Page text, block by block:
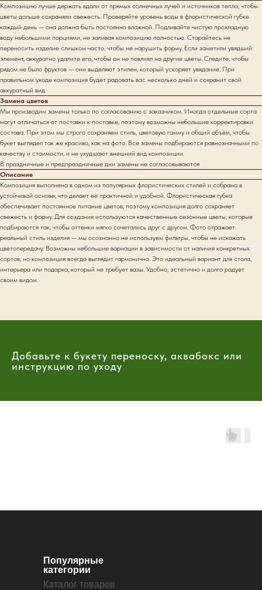
Композицию лучше держать вдали от прямых солнечных лучей и источников тепла, чтобы
цветы дольше сохраняли свежесть. Проверяйте уровень воды в флористической губке
каждый день — она должна быть постоянно влажной. Подливайте чистую прохладную
воду небольшими порциями, не заливая композицию полностью. Старайтесь не
переносить изделие слишком часто, чтобы не нарушить форму. Если заметили увядший
элемент, аккуратно удалите его, чтобы он не повлиял на другие цветы. Следите, чтобы
рядом не было фруктов — они выделяют этилен, который ускоряет увядание. При
правильном уходе композиция будет радовать вас несколько дней и сохранит свой
аккуратный вид.
Замена цветов
Мы производим замены только по согласованию с заказчиком. Иногда отдельные сорта
могут отличаться от поставки к поставке, поэтому возможны небольшие корректировки
состава. При этом мы строго сохраняем стиль, цветовую гамму и общий объём, чтобы
букет выглядел так же красиво, как на фото. Все замены подбираются равнозначными по
качеству и стоимости, и не ухудшают внешний вид композиции.
В праздничные и предпраздничные дни замены не согласовываются
Описание
Композиция выполнена в одном из популярных флористических стилей и собрана в
устойчивой основе, что делает её практичной и удобной. Флористическая губка
обеспечивает постоянное питание цветов, поэтому композиция долго сохраняет
свежесть и форму. Для создания используются качественные сезонные цветы, которые
подбираются так, чтобы оттенки мягко сочетались друг с другом. Фото отражает
реальный стиль изделия — мы осознанно не используем фильтры, чтобы не искажать
цветопередачу. Возможны небольшие вариации в зависимости от наличия конкретных
сортов, но композиция всегда выглядит гармонично. Это идеальный вариант для стола,
интерьера или подарка, который не требует вазы. Удобно, эстетично и долго радует
своим видом.
Добавьте к букету переноску, аквабокс или
инструкцию по уходу
Популярные
категории
Каталог товаров